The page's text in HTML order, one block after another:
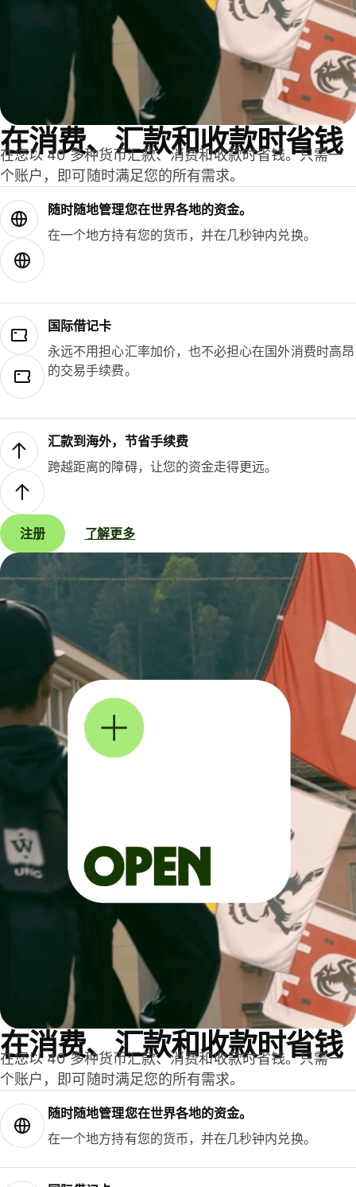
在消费、汇款和收款时省钱
在您以 40 多种货币汇款、消费和收款时省钱。只需一
个账户，即可随时满足您的所有需求。
随时随地管理您在世界各地的资金。
在一个地方持有您的货币，并在几秒钟内兑换。
国际借记卡
永远不用担心汇率加价，也不必担心在国外消费时高昂
的交易手续费。
汇款到海外，节省手续费
跨越距离的障碍，让您的资金走得更远。
注册 了解更多
在消费、汇款和收款时省钱
在您以 40 多种货币汇款、消费和收款时省钱。只需一
个账户，即可随时满足您的所有需求。
随时随地管理您在世界各地的资金。
在一个地方持有您的货币，并在几秒钟内兑换。